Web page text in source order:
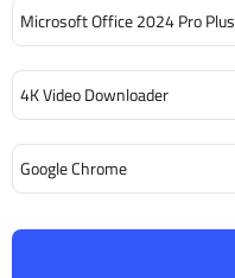
Microsoft Office 2024 Pro Plus
4K Video Downloader
Google Chrome